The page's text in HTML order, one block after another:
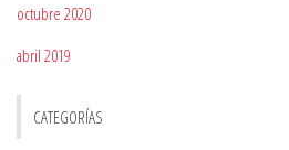
octubre 2020
abril 2019
CATEGORÍAS